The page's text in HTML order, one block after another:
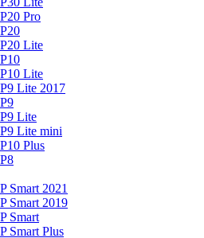
Pro
Lite
Lite
Lite 2017
Lite
Lite mini
Plus
Smart 2021
Smart 2019
Smart
Smart Plus